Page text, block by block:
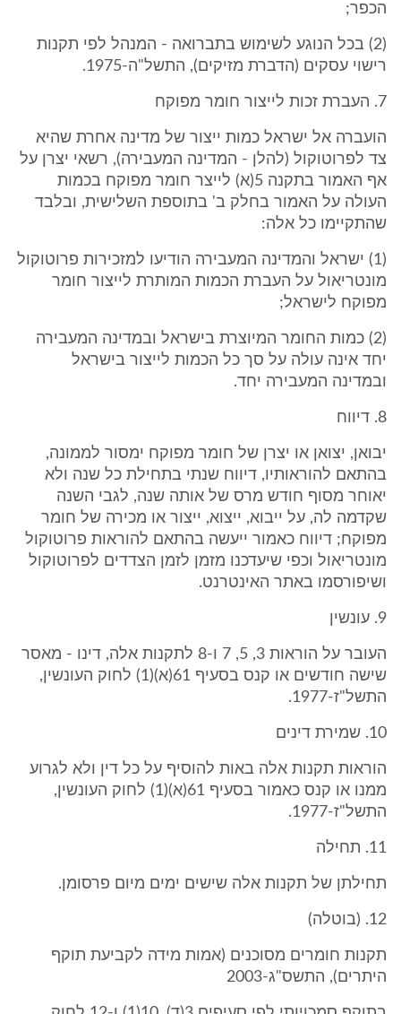
הכפר;
(2) בכל הנוגע לשימוש בתברואה - המנהל לפי תקנות
רישוי עסקים (הדברת מזיקים), התשל"ה-1975.
7. העברת זכות לייצור חומר מפוקח
הועברה אל ישראל כמות ייצור של מדינה אחרת שהיא
צד לפרוטוקול (להלן - המדינה המעבירה), רשאי יצרן על
אף האמור בתקנה 5(א) לייצר חומר מפוקח בכמות
העולה על האמור בחלק ב' בתוספת השלישית, ובלבד
שהתקיימו כל אלה:
(1) ישראל והמדינה המעבירה הודיעו למזכירות פרוטוקול
מונטריאול על העברת הכמות המותרת לייצור חומר
מפוקח לישראל;
(2) כמות החומר המיוצרת בישראל ובמדינה המעבירה
יחד אינה עולה על סך כל הכמות לייצור בישראל
ובמדינה המעבירה יחד.
8. דיווח
יבואן, יצואן או יצרן של חומר מפוקח ימסור לממונה,
בהתאם להוראותיו, דיווח שנתי בתחילת כל שנה ולא
יאוחר מסוף חודש מרס של אותה שנה, לגבי השנה
שקדמה לה, על ייבוא, ייצוא, ייצור או מכירה של חומר
מפוקח; דיווח כאמור ייעשה בהתאם להוראות פרוטוקול
מונטריאול וכפי שיעדכנו מזמן לזמן הצדדים לפרוטוקול
ושיפורסמו באתר האינטרנט.
9. עונשין
העובר על הוראות 3, 5, 7 ו-8 לתקנות אלה, דינו - מאסר
שישה חודשים או קנס בסעיף 61(א)(1) לחוק העונשין,
התשל"ז-1977.
10. שמירת דינים
הוראות תקנות אלה באות להוסיף על כל דין ולא לגרוע
ממנו או קנס כאמור בסעיף 61(א)(1) לחוק העונשין,
התשל"ז-1977.
11. תחילה
תחילתן של תקנות אלה שישים ימים מיום פרסומן.
12. (בוטלה)
תקנות חומרים מסוכנים (אמות מידה לקביעת תוקף
היתרים), התשס"ג-2003